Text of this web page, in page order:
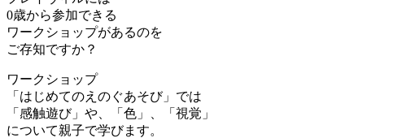
0歳から参加できる
ワークショップがあるのを
ご存知ですか？
ワークショップ
「はじめてのえのぐあそび」では
「感触遊び」や、「色」、「視覚」
について親子で学びます。